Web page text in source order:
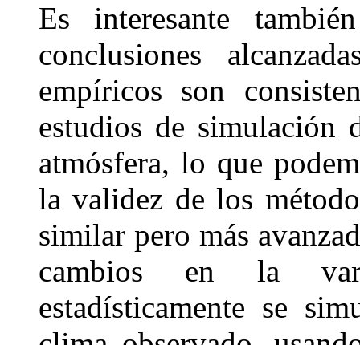
Es interesante
conclusiones
empíricos son
estudios de simulación
atmósfera, lo que
la validez de los
similar pero más
cambios en la
estadísticamente se